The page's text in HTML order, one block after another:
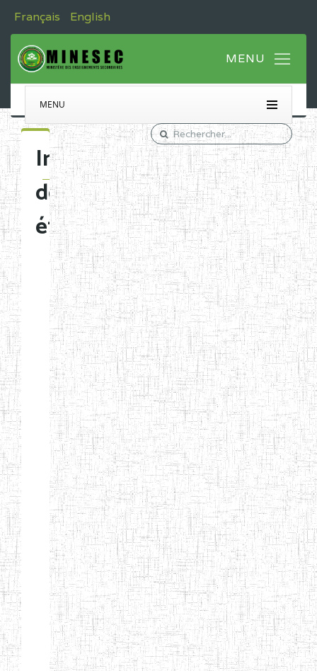
Français English
MENU
Immatriculation
des
établissements
Etablissements
d'enseignement
normal
ENI
Chercher:
Effacer les filtres
Denomination
Type
Nature